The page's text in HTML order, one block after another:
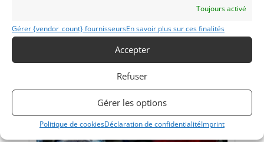
Toujours activé
Gérer {vendor_count} fournisseursEn savoir plus sur ces finalités
Accepter
Refuser
Gérer les options
Politique de cookiesDéclaration de confidentialitéImprint
préparés avec les pièces Welch. Passeport Technique